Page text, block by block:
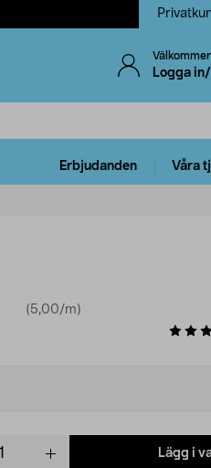
Logga
Erbjudanden Våra
(5,00/m)
Lägg i